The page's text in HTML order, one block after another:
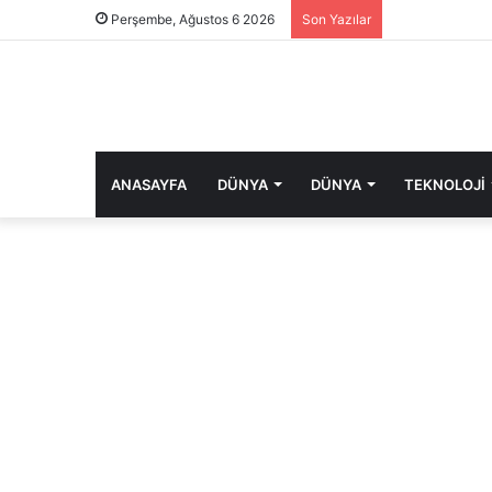
Perşembe, Ağustos 6 2026 Son Yazılar
ANASAYFA DÜNYA DÜNYA TEKNOLOJI